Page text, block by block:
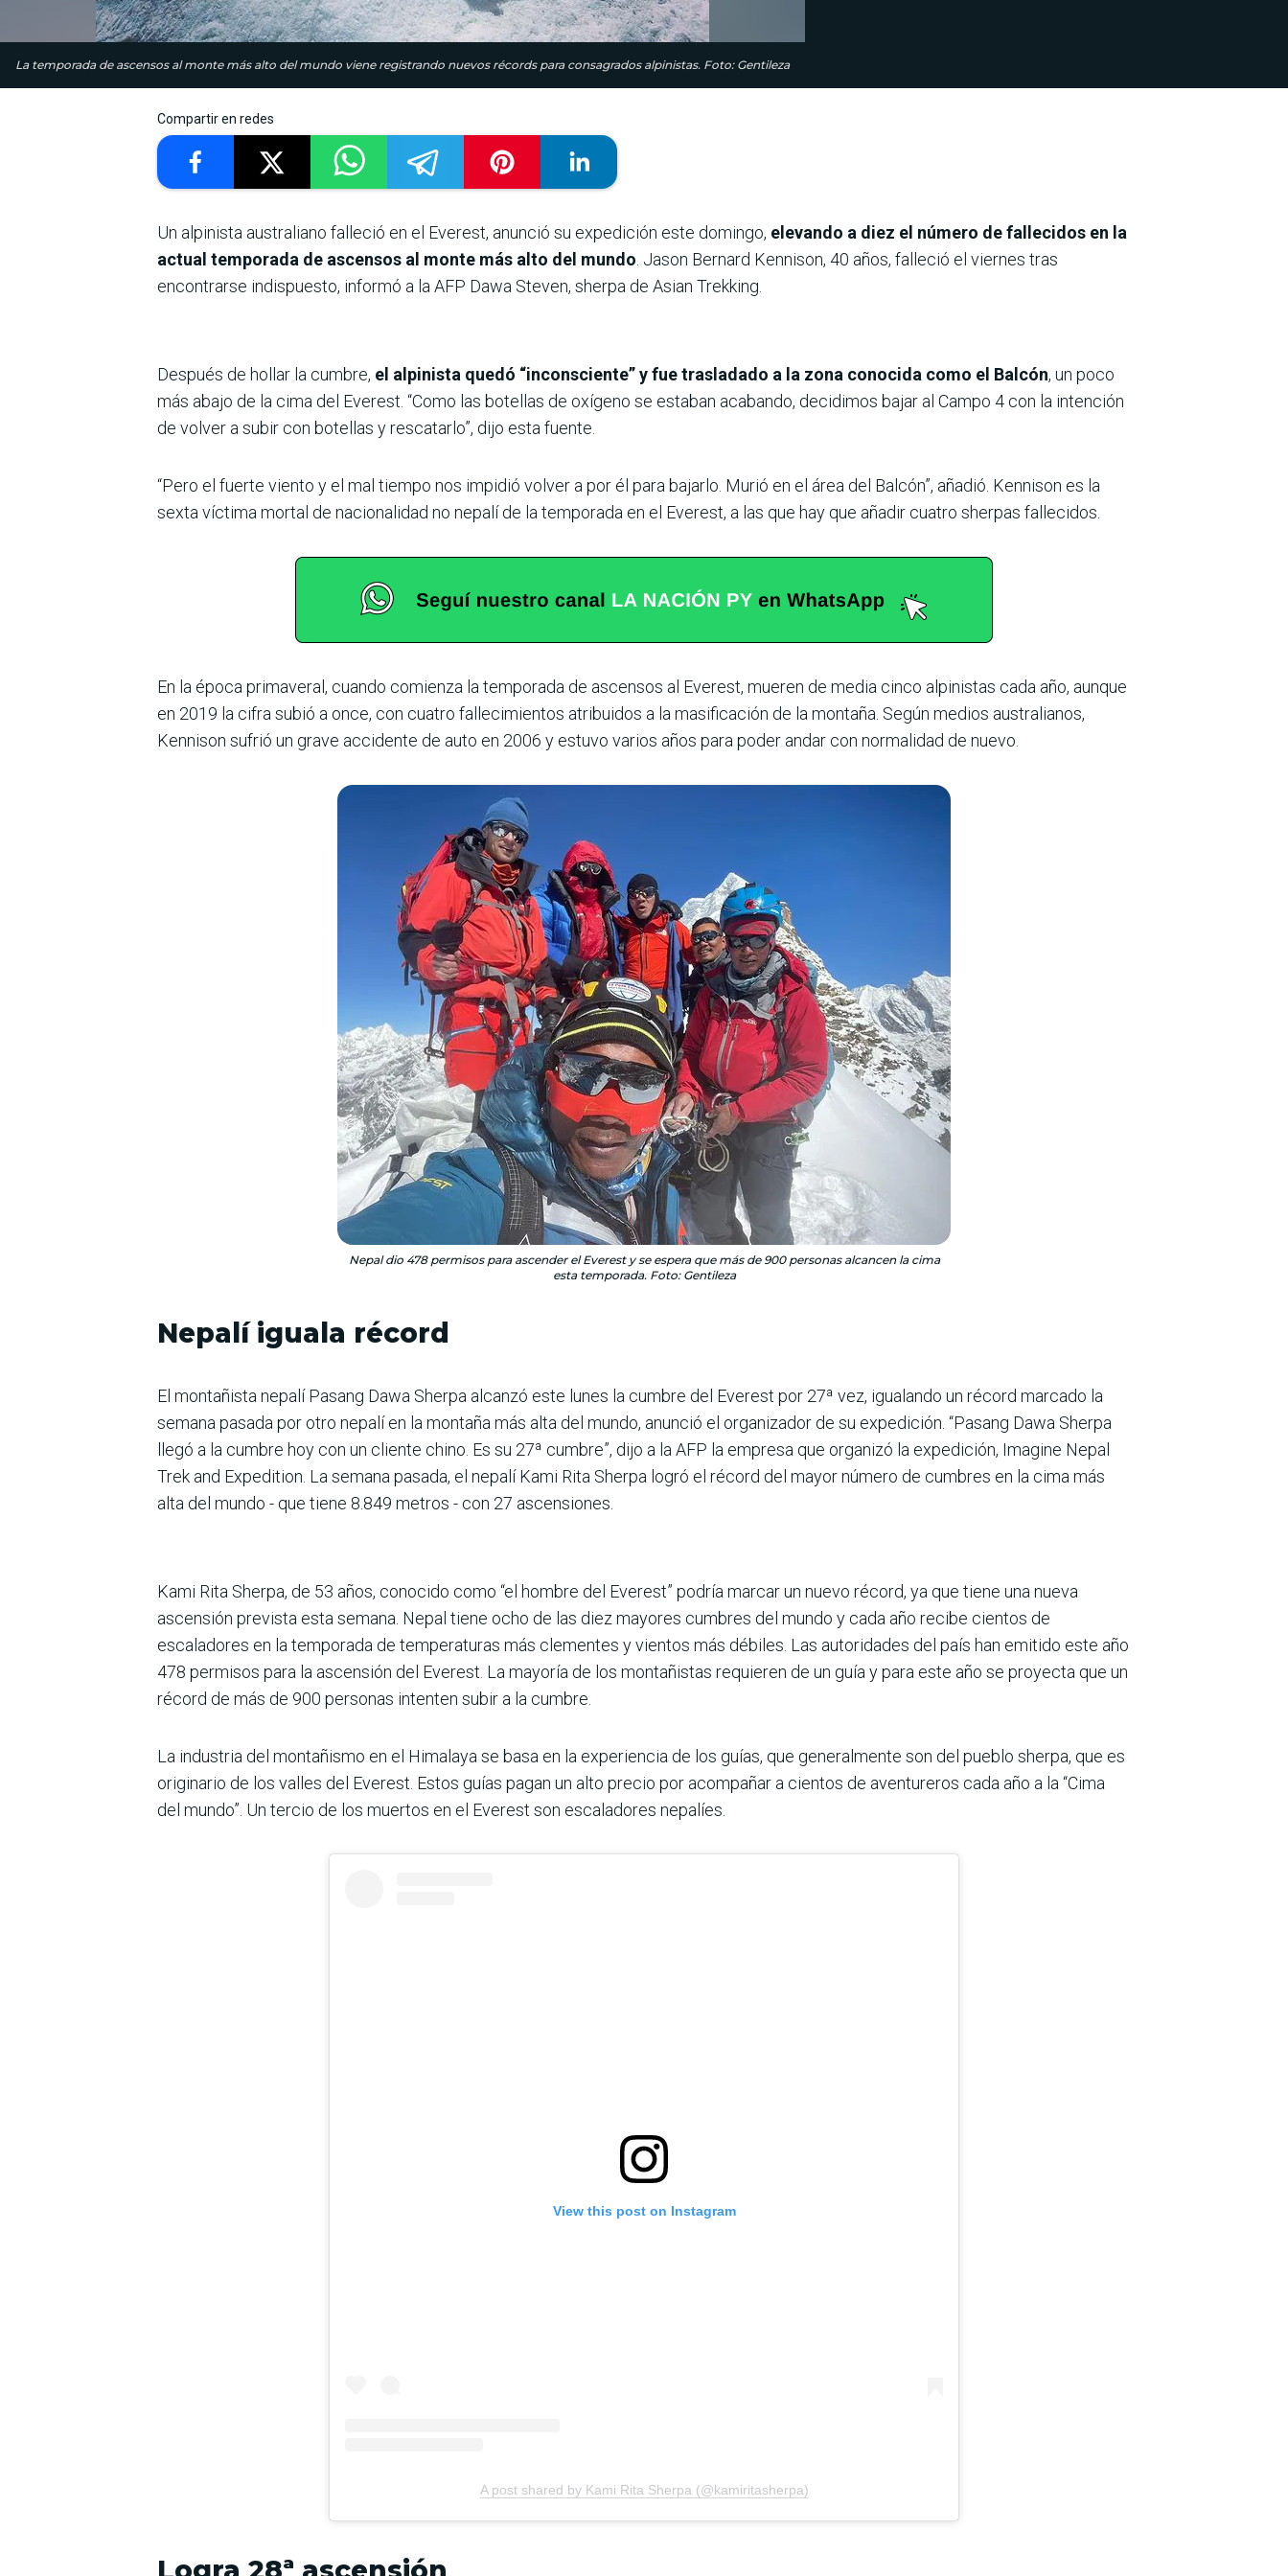
La temporada de ascensos al monte más alto del mundo viene registrando nuevos récords para consagrados alpinistas. Foto: Gentileza
Compartir en redes
Un alpinista australiano falleció en el Everest, anunció su expedición este domingo, elevando a diez el número de fallecidos en la
actual temporada de ascensos al monte más alto del mundo . Jason Bernard Kennison, 40 años, falleció el viernes tras
encontrarse indispuesto, informó a la AFP Dawa Steven, sherpa de Asian Trekking.
Después de hollar la cumbre, el alpinista quedó “inconsciente” y fue trasladado a la zona conocida como el Balcón, un poco
más abajo de la cima del Everest. “Como las botellas de oxígeno se estaban acabando, decidimos bajar al Campo 4 con la intención
de volver a subir con botellas y rescatarlo”, dijo esta fuente.
“Pero el fuerte viento y el mal tiempo nos impidió volver a por él para bajarlo. Murió en el área del Balcón”, añadió. Kennison es la
sexta víctima mortal de nacionalidad no nepalí de la temporada en el Everest, a las que hay que añadir cuatro sherpas fallecidos.
En la época primaveral, cuando comienza la temporada de ascensos al Everest, mueren de media cinco alpinistas cada año, aunque
en 2019 la cifra subió a once, con cuatro fallecimientos atribuidos a la masificación de la montaña. Según medios australianos,
Kennison sufrió un grave accidente de auto en 2006 y estuvo varios años para poder andar con normalidad de nuevo.
Nepal dio 478 permisos para ascender el Everest y se espera que más de 900 personas alcancen la cima
esta temporada. Foto: Gentileza
Nepalí iguala récord
El montañista nepalí Pasang Dawa Sherpa alcanzó este lunes la cumbre del Everest por 27ª vez, igualando un récord marcado la
semana pasada por otro nepalí en la montaña más alta del mundo, anunció el organizador de su expedición. “Pasang Dawa Sherpa
llegó a la cumbre hoy con un cliente chino. Es su 27ª cumbre”, dijo a la AFP la empresa que organizó la expedición, Imagine Nepal
Trek and Expedition. La semana pasada, el nepalí Kami Rita Sherpa logró el récord del mayor número de cumbres en la cima más
alta del mundo - que tiene 8.849 metros - con 27 ascensiones.
Kami Rita Sherpa, de 53 años, conocido como “el hombre del Everest” podría marcar un nuevo récord, ya que tiene una nueva
ascensión prevista esta semana. Nepal tiene ocho de las diez mayores cumbres del mundo y cada año recibe cientos de
escaladores en la temporada de temperaturas más clementes y vientos más débiles. Las autoridades del país han emitido este año
478 permisos para la ascensión del Everest. La mayoría de los montañistas requieren de un guía y para este año se proyecta que un
récord de más de 900 personas intenten subir a la cumbre.
La industria del montañismo en el Himalaya se basa en la experiencia de los guías, que generalmente son del pueblo sherpa, que es
originario de los valles del Everest. Estos guías pagan un alto precio por acompañar a cientos de aventureros cada año a la “Cima
del mundo”. Un tercio de los muertos en el Everest son escaladores nepalíes.
View this post on Instagram
A post shared by Kami Rita Sherpa (@kamiritasherpa)